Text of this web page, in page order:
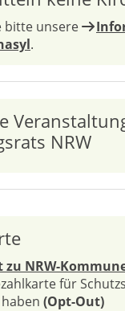
bitte unsere
.
NRW
zu NRW-
für
(Opt-Out)